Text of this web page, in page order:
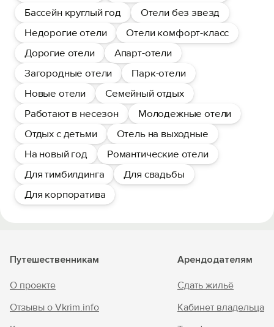
Бассейн круглый год
Отели без звезд
Недорогие отели
Отели комфорт-класс
Дорогие отели
Апарт-отели
Загородные отели
Парк-отели
Новые отели
Семейный отдых
Работают в несезон
Молодежные отели
Отдых с детьми
Отель на выходные
На новый год
Романтические отели
Для тимбилдинга
Для свадьбы
Для корпоратива
Путешественникам
О проекте
Отзывы о Vkrim.info
Арендодателям
Сдать жильё
Кабинет владельца